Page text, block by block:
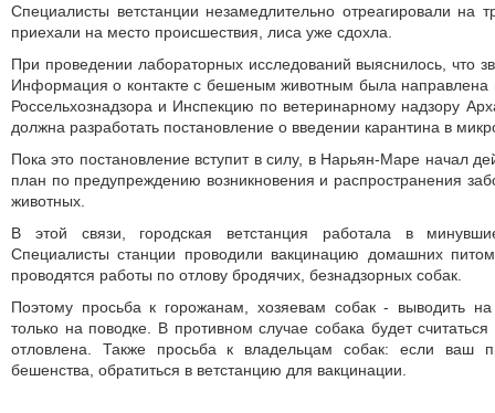
Специалисты ветстанции незамедлительно отреагировали на
приехали на место происшествия, лиса уже сдохла.
При проведении лабораторных исследований выяснилось, что
Информация о контакте с бешеным животным была направлена
Россельхознадзора и Инспекцию по ветеринарному надзору
должна разработать постановление о введении карантина в
Пока это постановление вступит в силу, в Нарьян-Маре начал
план по предупреждению возникновения и распространения
животных.
В этой связи, городская ветстанция работала в
Специалисты станции проводили вакцинацию домашних
проводятся работы по отлову бродячих, безнадзорных собак.
Поэтому просьба к горожанам, хозяевам собак - выводить
только на поводке. В противном случае собака будет
отловлена. Также просьба к владельцам собак: если ваш
бешенства, обратиться в ветстанцию для вакцинации.